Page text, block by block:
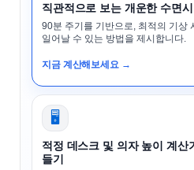
직관적으로 보는 개운한 수면시
90분 주기를 기반으로, 최적의 기상
일어날 수 있는 방법을 제시합니다.
지금 계산해보세요 →
🖥️
적정 데스크 및 의자 높이 계산
들기